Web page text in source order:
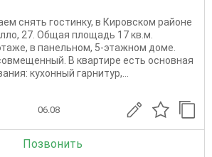
снять гостинку, в Кировском районе
27. Общая площадь 17 кв.м.
в панельном, 5-этажном доме.
В квартире есть основная
кухонный гарнитур,...
06.08
Позвонить